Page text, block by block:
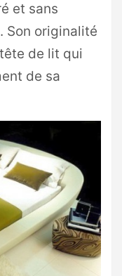
et sans
Son originalité
de lit qui
de sa